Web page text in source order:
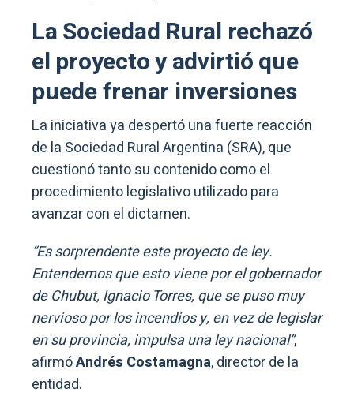
La Sociedad Rural rechazó
el proyecto y advirtió que
puede frenar inversiones
La iniciativa ya despertó una fuerte reacción
de la Sociedad Rural Argentina (SRA), que
cuestionó tanto su contenido como el
procedimiento legislativo utilizado para
avanzar con el dictamen.
“Es sorprendente este proyecto de ley.
Entendemos que esto viene por el gobernador
de Chubut, Ignacio Torres, que se puso muy
nervioso por los incendios y, en vez de legislar
en su provincia, impulsa una ley nacional”,
afirmóAndrés Costamagna, director de la
entidad.